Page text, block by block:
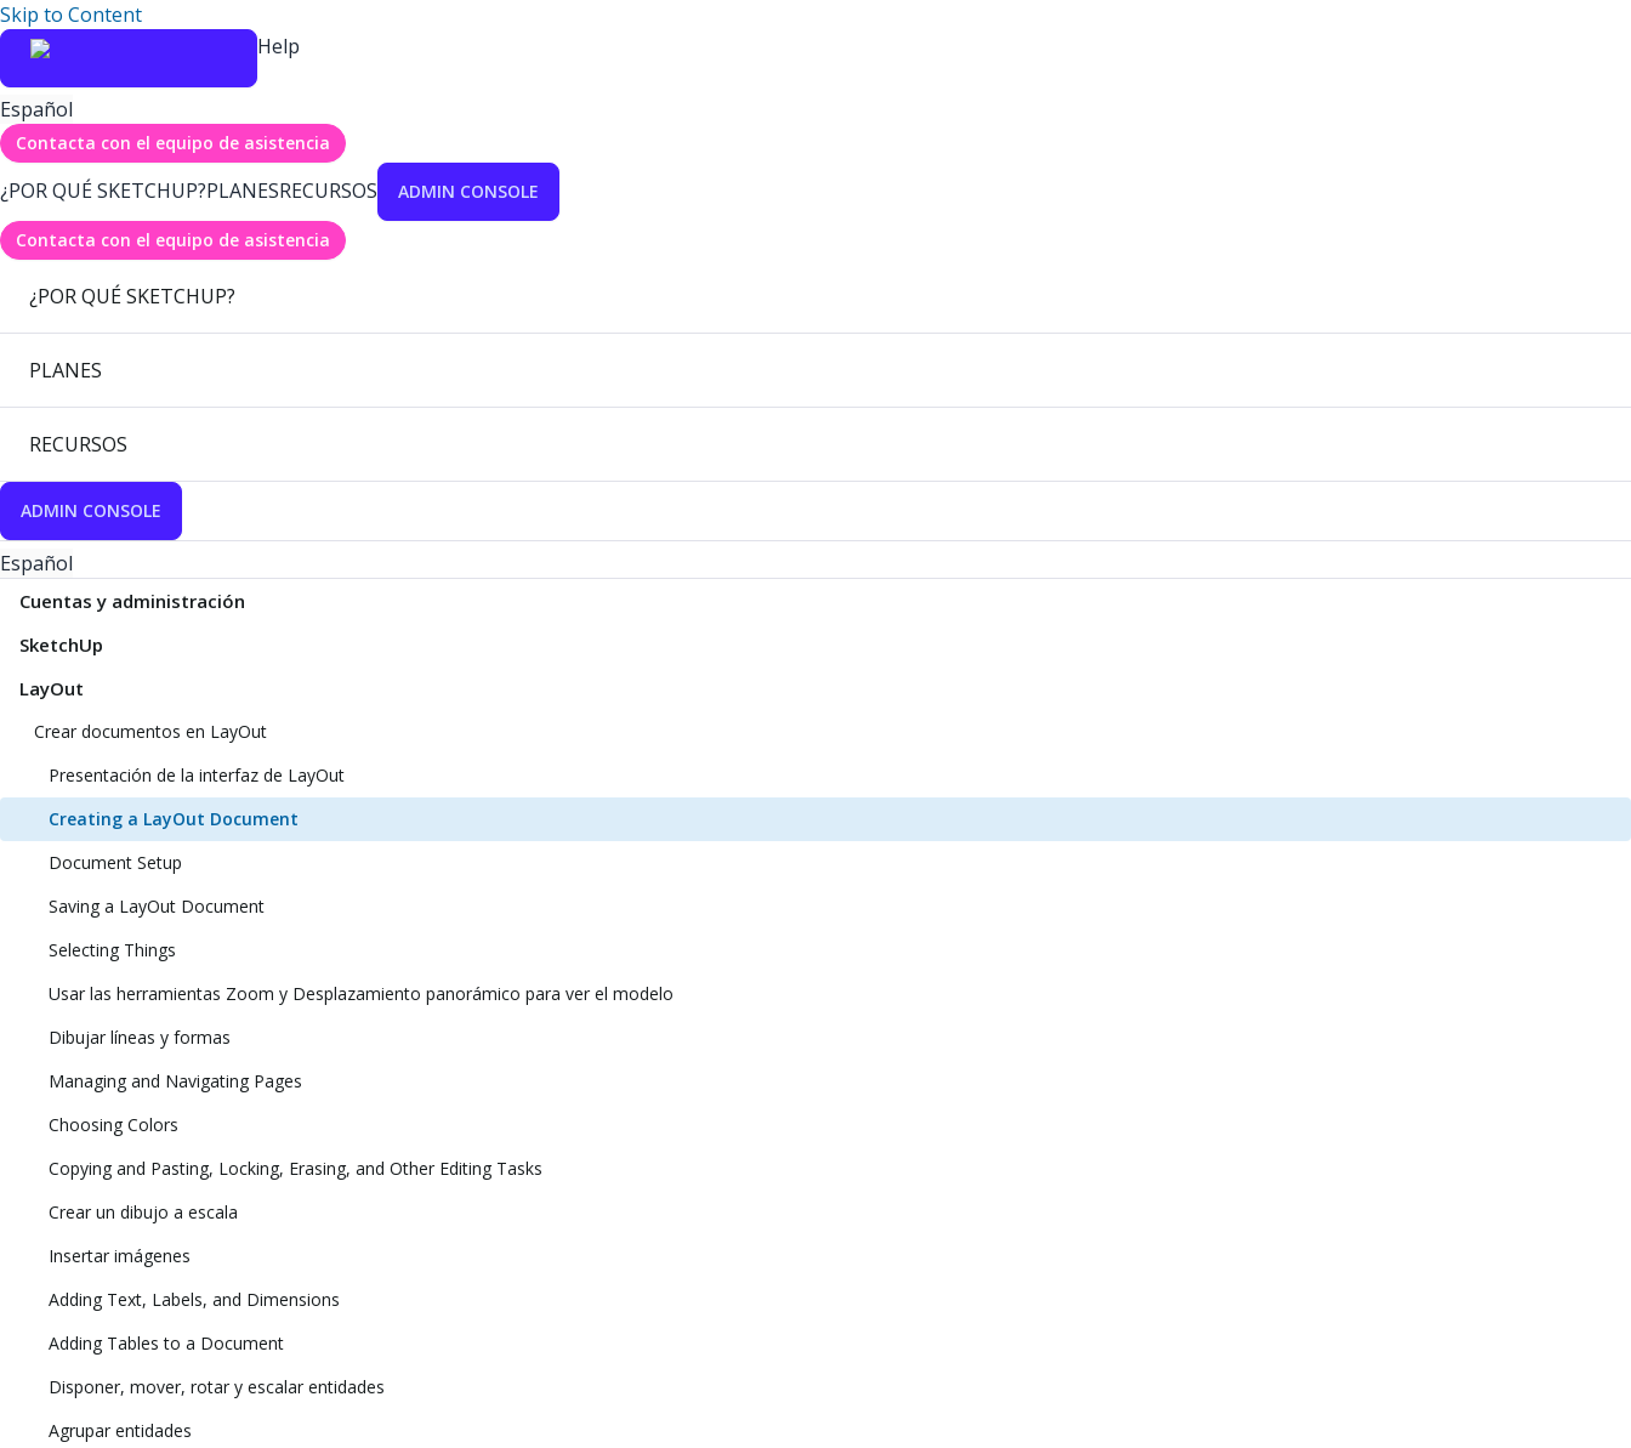
Skip to Content
Help
Español
Contacta con el equipo de asistencia
¿POR QUÉ SKETCHUP?PLANESRECURSOS ADMIN CONSOLE
Contacta con el equipo de asistencia
¿POR QUÉ SKETCHUP?
PLANES
RECURSOS
ADMIN CONSOLE
Español
Cuentas y administración
SketchUp
LayOut
Crear documentos en LayOut
Presentación de la interfaz de LayOut
Creating a LayOut Document
Document Setup
Saving a LayOut Document
Selecting Things
Usar las herramientas Zoom y Desplazamiento panorámico para ver el modelo
Dibujar líneas y formas
Managing and Navigating Pages
Choosing Colors
Copying and Pasting, Locking, Erasing, and Other Editing Tasks
Crear un dibujo a escala
Insertar imágenes
Adding Text, Labels, and Dimensions
Adding Tables to a Document
Disponer, mover, rotar y escalar entidades
Agrupar entidades